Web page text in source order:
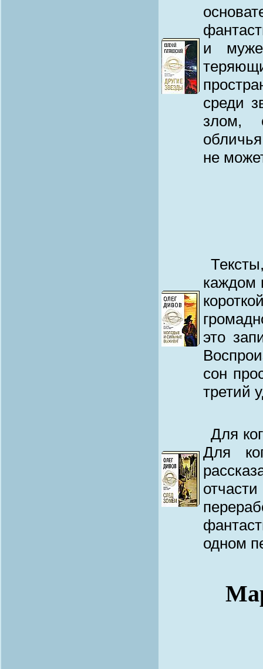
и
среди
злом,
не
каждом
это
сон
третий
Для
Для
одном